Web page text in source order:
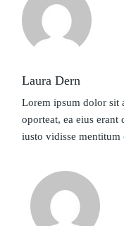
Laura Dern
Lorem ipsum dolor sit
oporteat, ea eius
iusto vidisse